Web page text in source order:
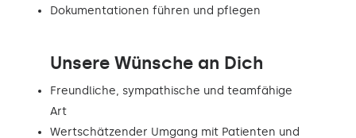
Dokumentationen führen und pflegen
Unsere Wünsche an Dich
Freundliche, sympathische und teamfähige
Art
Wertschätzender Umgang mit Patienten und